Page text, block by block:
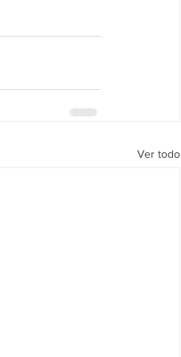
Ver todo